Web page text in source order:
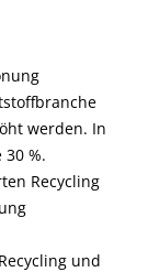
werden. In
%.
Recycling
und